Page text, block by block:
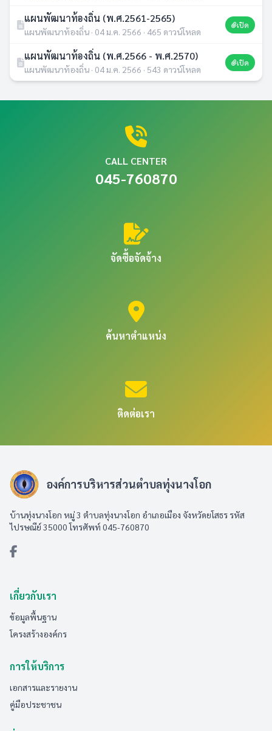
แผนพัฒนาท้องถิ่น (พ.ศ.2561-2565)
แผนพัฒนาท้องถิ่น · 04 ม.ค. 2566 · 465 ดาวน์โหลด
เปิด
แผนพัฒนาท้องถิ่น (พ.ศ.2566 - พ.ศ.2570)
แผนพัฒนาท้องถิ่น · 04 ม.ค. 2566 · 543 ดาวน์โหลด
เปิด
CALL CENTER
045-760870
จัดซื้อจัดจ้าง
ค้นหาตำแหน่ง
ติดต่อเรา
องค์การบริหารส่วนตำบลทุ่งนางโอก
บ้านทุ่งนางโอก หมู่ 3 ตำบลทุ่งนางโอก อำเภอเมือง จังหวัดยโสธร รหัส
ไปรษณีย์ 35000 โทรศัพท์ 045-760870
เกี่ยวกับเรา
ข้อมูลพื้นฐาน
โครงสร้างองค์กร
การให้บริการ
เอกสารและรายงาน
คู่มือประชาชน